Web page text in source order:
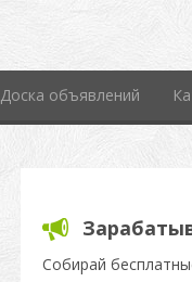
Доска объявлений
Собирай